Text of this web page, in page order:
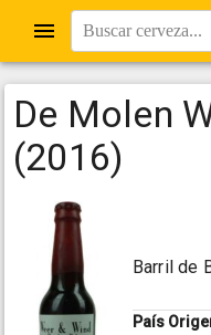
Buscar cerveza...
De Molen
(2016)
Barril de
País